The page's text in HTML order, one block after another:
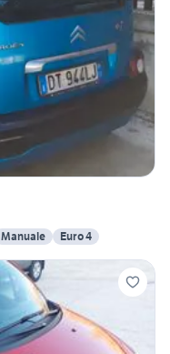
Manuale Euro 4